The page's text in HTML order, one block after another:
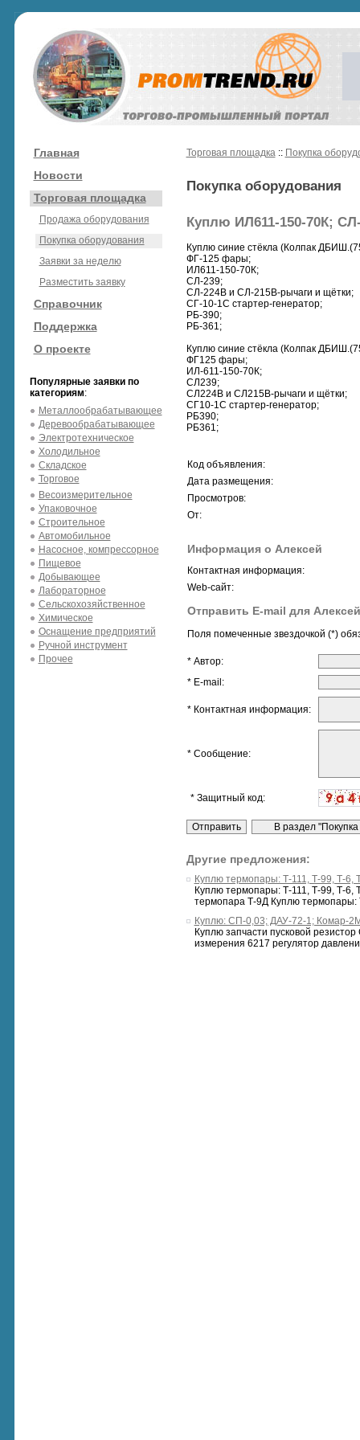
Главная
Новости
Торговая площадка
Продажа оборудования
Покупка оборудования
Заявки за неделю
Разместить заявку
Справочник
Поддержка
О проекте
Популярные заявки по
категориям:
Металлообрабатывающее
Деревообрабатывающее
Электротехническое
Холодильное
Складское
Торговое
Весоизмерительное
Упаковочное
Строительное
Автомобильное
Насосное, компрессорное
Пищевое
Добывающее
Лабораторное
Сельскохозяйственное
Химическое
Оснащение предприятий
Ручной инструмент
Прочее
Торговая площадка:: Покупка
Покупка оборудования
Куплю ИЛ611-150-70К;
Куплю синие стёкла (Колпак
ФГ-125 фары;
ИЛ611-150-70К;
СЛ-239;
СЛ-224В и СЛ-215В-рычаги и щётки;
СГ-10-1С стартер-генератор;
РБ-390;
РБ-361;
Куплю синие стёкла (Колпак
ФГ125 фары;
ИЛ-611-150-70К;
СЛ239;
СЛ224В и СЛ215В-рычаги и щётки;
СГ10-1С стартер-генератор;
РБ390;
РБ361;
Код объявления:
Дата размещения:
Просмотров:
От:
Информация о Алексей
Контактная информация:
Web-сайт:
Отправить E-mail для Алексей
Поля помеченные звездочкой (*)
* Автор:
* E-mail:
* Контактная информация:
* Сообщение:
* Защитный код:
Другие предложения:
Куплю термопары: Т-111, Т-99, Т-6,
Куплю термопары: Т-111, Т-99, Т-6,
термопара Т-9Д Куплю термопары:
Куплю: СП-0,03; ДАУ-72-1; Комар-
Куплю запчасти пусковой
измерения 6217 регулятор